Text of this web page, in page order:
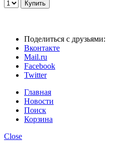
Поделиться с друзьями:
Вконтакте
Mail.ru
Facebook
Twitter
Главная
Новости
Поиск
Корзина
Close